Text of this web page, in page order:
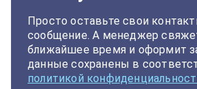
Просто оставьте свои
сообщение. А менеджер
ближайшее время и оформит
данные сохранены в
политикой